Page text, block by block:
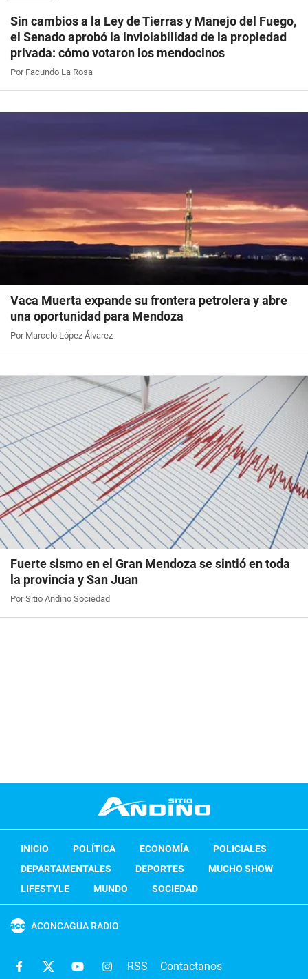
Sin cambios a la Ley de Tierras y Manejo del Fuego,
el Senado aprobó la inviolabilidad de la propiedad
privada: cómo votaron los mendocinos
Por Facundo La Rosa
Vaca Muerta expande su frontera petrolera y abre
una oportunidad para Mendoza
Por Marcelo López Álvarez
Fuerte sismo en el Gran Mendoza se sintió en toda
la provincia y San Juan
Por Sitio Andino Sociedad
INICIO POLÍTICA ECONOMÍA
POLICIALES
DEPARTAMENTALES
DEPORTES
MUCHO SHOW
LIFESTYLE
MUNDO SOCIEDAD
ACONCAGUA RADIO
RSS Contactanos